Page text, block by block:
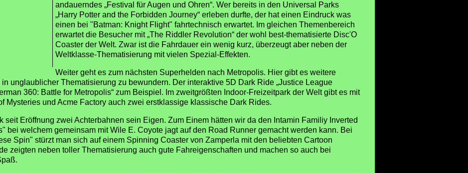
andauerndes „Festival für Augen und Ohren“. Wer bereits in den Universal Parks
„Harry Potter and the Forbidden Journey“ erleben durfte, der hat einen Eindruck was
einen bei "Batman: Knight Flight" fahrtechnisch erwartet. Im gleichen Themenbereich
erwartet die Besucher mit „The Riddler Revolution“ der wohl best-thematisierte Disc'O
Coaster der Welt. Zwar ist die Fahrdauer ein wenig kurz, überzeugt aber neben der
Weltklasse-Thematisierung mit vielen Spezial-Effekten.
Weiter geht es zum nächsten Superhelden nach Metropolis. Hier gibt es weitere
unglaublicher Thematisierung zu bewundern. Der interaktive 5D Dark Ride „Justice League
360: Battle for Metropolis“ zum Beispiel. Im zweitgrößten Indoor-Freizeitpark der Welt gibt es mit
Mysteries und Acme Factory auch zwei erstklassige klassische Dark Rides.
seit Eröffnung zwei Achterbahnen sein Eigen. Zum Einem hätten wir da den Intamin Familiy Inverted
bei welchem gemeinsam mit Wile E. Coyote jagt auf den Road Runner gemacht werden kann. Bei
Spin" stürzt man sich auf einem Spinning Coaster von Zamperla mit den beliebten Cartoon
zeigten neben toller Thematisierung auch gute Fahreigenschaften und machen so auch bei